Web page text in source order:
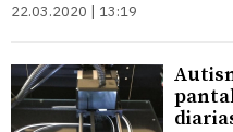
22.03.2020 | 13:19